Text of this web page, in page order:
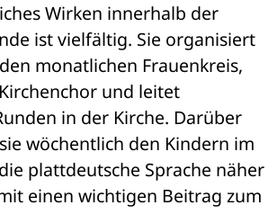
Wirken innerhalb der
ist vielfältig. Sie organisiert
monatlichen Frauenkreis,
und leitet
in der Kirche. Darüber
wöchentlich den Kindern im
plattdeutsche Sprache näher
einen wichtigen Beitrag zum